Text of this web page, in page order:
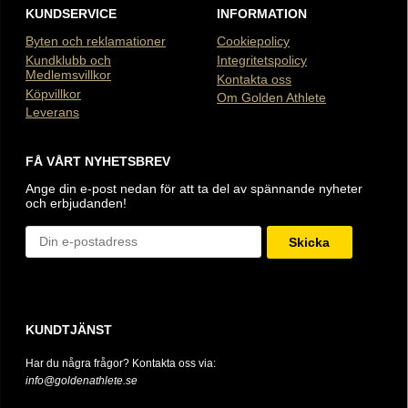
KUNDSERVICE
Byten och reklamationer
Kundklubb och
Medlemsvillkor
Köpvillkor
Leverans
INFORMATION
Cookiepolicy
Integritetspolicy
Kontakta oss
Om Golden Athlete
FÅ VÅRT NYHETSBREV
Ange din e-post nedan för att ta del av spännande nyheter
och erbjudanden!
Skicka
KUNDTJÄNST
Har du några frågor? Kontakta oss via:
info@goldenathlete.se